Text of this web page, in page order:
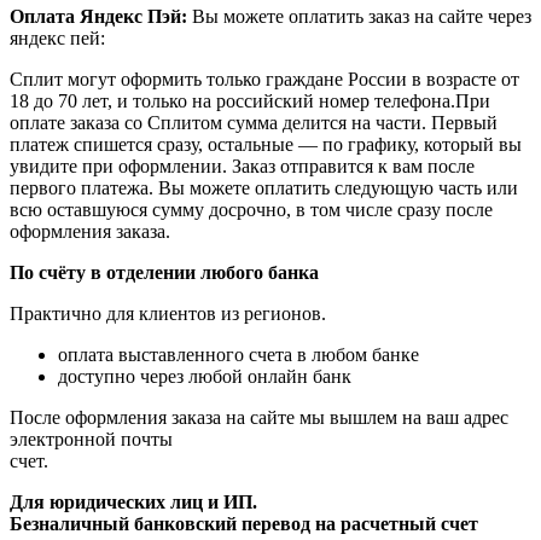
Оплата Яндекс Пэй: Вы можете оплатить заказ на сайте через
яндекс пей:
Сплит могут оформить только граждане России в возрасте от
18 до 70 лет, и только на российский номер телефона.При
оплате заказа со Сплитом сумма делится на части. Первый
платеж спишется сразу, остальные — по графику, который вы
увидите при оформлении. Заказ отправится к вам после
первого платежа. Вы можете оплатить следующую часть или
всю оставшуюся сумму досрочно, в том числе сразу после
оформления заказа.
По счёту в отделении любого банка
Практично для клиентов из регионов.
оплата выставленного счета в любом банке
доступно через любой онлайн банк
После оформления заказа на сайте мы вышлем на ваш адрес
электронной почты
счет.
Для юридических лиц и ИП.
Безналичный банковский перевод на расчетный счет